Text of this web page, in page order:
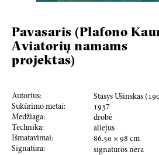
Pavasaris (Plafono
Aviatorių namams
projektas)
Autorius: Stasys Ušinskas (
Sukūrimo metai:
1937
Medžiaga:
drobė
Technika:
aliejus
Išmatavimai:
86.50 × 98 cm
Signatūra:
signatūros nėra